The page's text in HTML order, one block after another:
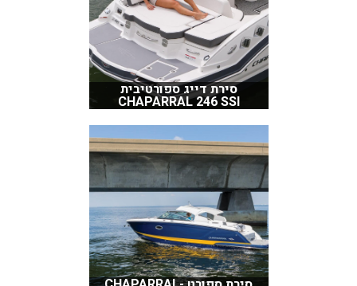
סירת דייג ספורטיבית
CHAPARRAL 246 SSI